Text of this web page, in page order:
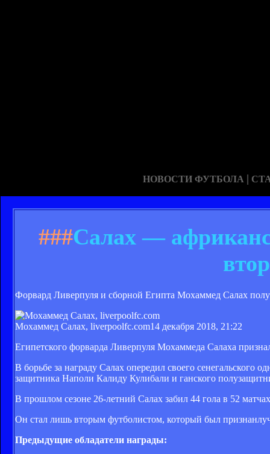
НОВОСТИ ФУТБОЛА |
###Салах —
Форвард Ливерпуля и сборной Египта Мохаммед Салах
Мохаммед Салах, liverpoolfc.com14 декабря 2018, 21:22
Египетского форварда Ливерпуля Мохаммеда Салаха
В борьбе за награду Салах опередил своего
защитника Наполи Калиду Кулибали и ганского
В прошлом сезоне 26-летний Салах забил 44 гола в 52
Он стал лишь вторым футболистом, который был признан
Предыдущие обладатели награды: